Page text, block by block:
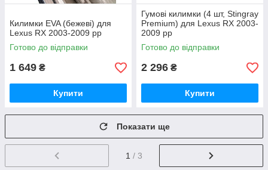
Килимки EVA (бежеві) для
Lexus RX 2003-2009 рр
Готово до відправки
1 649 ₴
Купити
Гумові килимки (4 шт, Stingray
Premium) для Lexus RX 2003-
2009 рр
Готово до відправки
2 296 ₴
Купити
Показати ще
1 / 3